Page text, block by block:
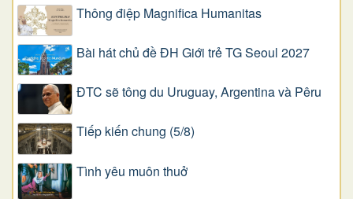
Thông điệp Magnifica Humanitas
Bài hát chủ đề ĐH Giới trẻ TG Seoul 2027
ĐTC sẽ tông du Uruguay, Argentina và Pêru
Tiếp kiến chung (5/8)
Tình yêu muôn thuở